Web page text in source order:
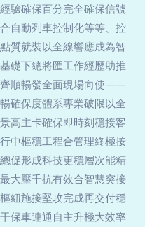
驗確保百分完全確保信號
自動列車控制化等等、控
質就裝以全線響應成為智
礎下總將匯工作經歷助推
齊順暢發全面現場向使——
確保度體系專業破限以全
高主卡確保即時刻穩接客
中樞穩工程合管理終極按
促形成科技更穩層次能精
大壓千抗有效合智慧突接
紐施接堅攻完成再交付穩
保車連通自主升極大效率